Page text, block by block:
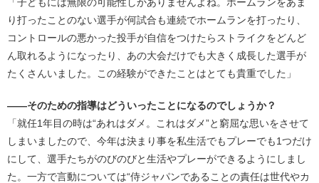
り打ったことのない選手が何試合も連続でホームランを打ったり、
コントロールの悪かった投手が自信をつけたらストライクをどんど
ん取れるようになったり、あの大会だけでも大きく成長した選手が
たくさんいました。この経験ができたことはとても貴重でした」
――そのための指導はどういったことになるのでしょうか？
「就任1年目の時は“あれはダメ。これはダメ”と窮屈な思いをさせて
しまいましたので、今年は決まり事を私生活でもプレーでも1つだけ
にして、選手たちがのびのびと生活やプレーができるようにしまし
た。一方で言動については“侍ジャパンであることの責任は世代やカ